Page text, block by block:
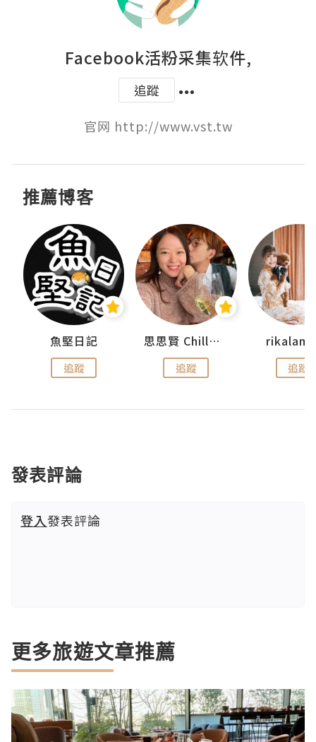
Facebook活粉采集软件,
追蹤
官网 http://www.vst.tw
推薦博客
魚堅日記
追蹤
思思賢 ChillMyBabe
追蹤 追蹤
發表評論
登入發表評論
更多旅遊文章推薦